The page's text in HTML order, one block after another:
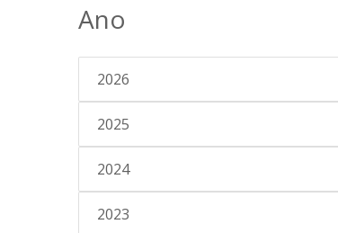
Ano
2026
2025
2024
2023